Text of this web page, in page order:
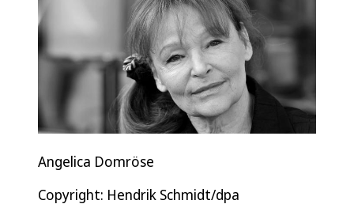
Angelica Domröse
Copyright: Hendrik Schmidt/dpa